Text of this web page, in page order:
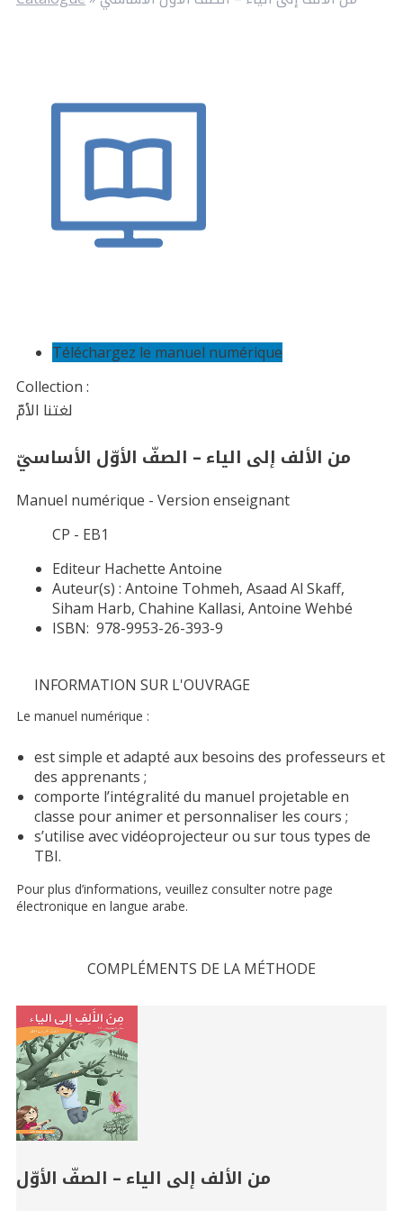
Téléchargez le manuel numérique
Collection :
لغتنا الأمّ
من الألف إلى الياء – الصفّ الأوّل الأساسيّ
Manuel numérique - Version enseignant
CP - EB1
Editeur Hachette Antoine
Auteur(s) : Antoine Tohmeh, Asaad Al Skaff,
Siham Harb, Chahine Kallasi, Antoine Wehbé
ISBN: 978-9953-26-393-9
INFORMATION SUR L'OUVRAGE
Le manuel numérique :
est simple et adapté aux besoins des professeurs et
des apprenants ;
comporte l’intégralité du manuel projetable en
classe pour animer et personnaliser les cours ;
s’utilise avec vidéoprojecteur ou sur tous types de
TBI.
Pour plus d’informations, veuillez consulter notre page
électronique en langue arabe.
COMPLÉMENTS DE LA MÉTHODE
Related
Books
من الألف إلى الياء – الصفّ الأوّل